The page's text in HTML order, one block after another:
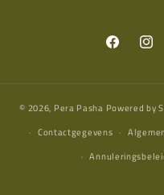
Facebook
© 2026, Pera Pasha Powered by
Contactgegevens